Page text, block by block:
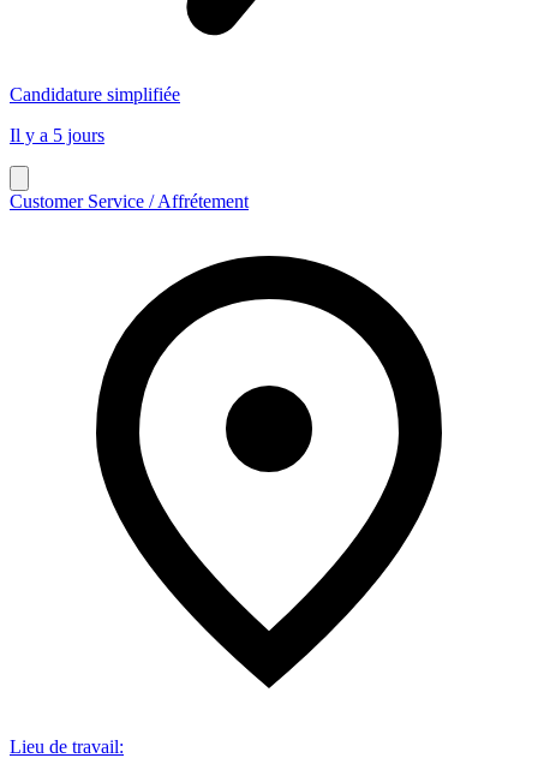
Candidature simplifiée
Il y a 5 jours
Customer Service / Affrétement
Lieu de travail: